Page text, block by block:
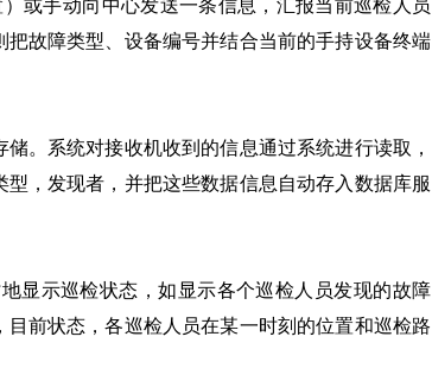
或手动向中心发送一条信息，汇报当前巡检人员
故障类型、设备编号并结合当前的手持设备终端
。系统对接收机收到的信息通过系统进行读取，
，发现者，并把这些数据信息自动存入数据库服
显示巡检状态，如显示各个巡检人员发现的故障
前状态，各巡检人员在某一时刻的位置和巡检路